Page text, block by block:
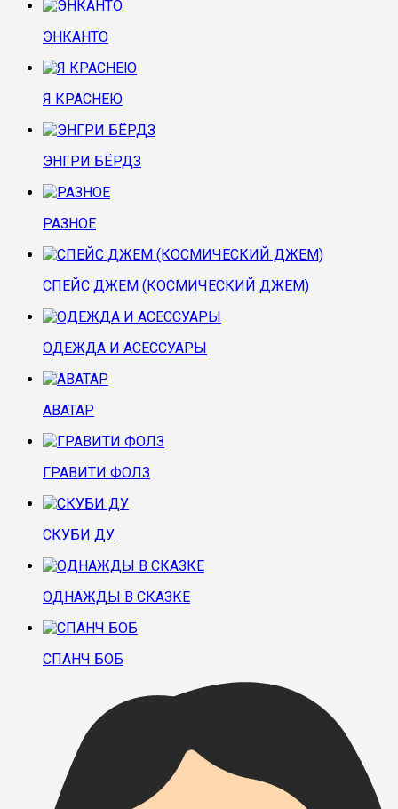
ЭНКАНТО
Я КРАСНЕЮ
ЭНГРИ БЁРДЗ
РАЗНОЕ
СПЕЙС ДЖЕМ (КОСМИЧЕСКИЙ ДЖЕМ)
ОДЕЖДА И АСЕССУАРЫ
АВАТАР
ГРАВИТИ ФОЛЗ
СКУБИ ДУ
ОДНАЖДЫ В СКАЗКЕ
СПАНЧ БОБ